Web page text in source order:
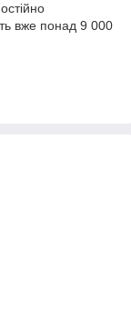
вже понад 9 000